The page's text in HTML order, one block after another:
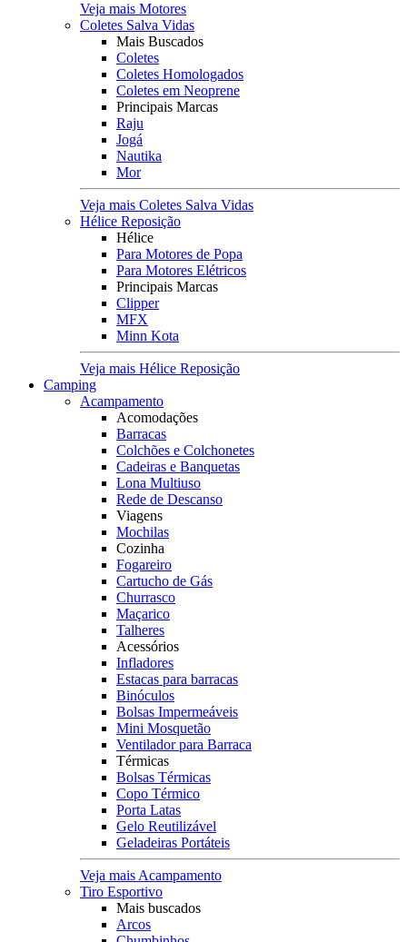
Veja mais Motores
Coletes Salva Vidas
Mais Buscados
Coletes
Coletes Homologados
Coletes em Neoprene
Principais Marcas
Raju
Jogá
Nautika
Mor
Veja mais Coletes Salva Vidas
Hélice Reposição
Hélice
Para Motores de Popa
Para Motores Elétricos
Principais Marcas
Clipper
MFX
Minn Kota
Veja mais Hélice Reposição
Camping
Acampamento
Acomodações
Barracas
Colchões e Colchonetes
Cadeiras e Banquetas
Lona Multiuso
Rede de Descanso
Viagens
Mochilas
Cozinha
Fogareiro
Cartucho de Gás
Churrasco
Maçarico
Talheres
Acessórios
Infladores
Estacas para barracas
Binóculos
Bolsas Impermeáveis
Mini Mosquetão
Ventilador para Barraca
Térmicas
Bolsas Térmicas
Copo Térmico
Porta Latas
Gelo Reutilizável
Geladeiras Portáteis
Veja mais Acampamento
Tiro Esportivo
Mais buscados
Arcos